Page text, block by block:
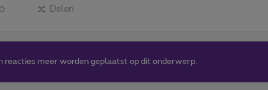
Delen
reacties meer worden geplaatst op dit onderwerp.